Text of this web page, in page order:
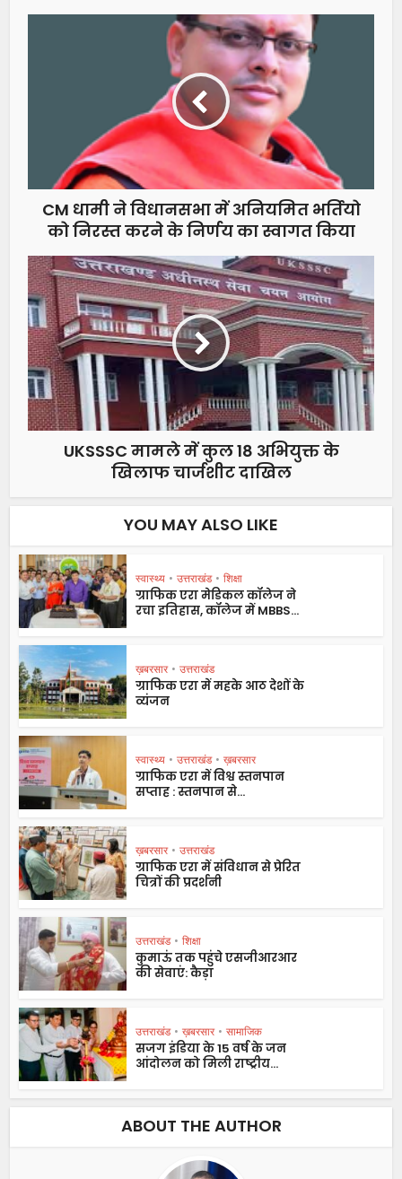
CM धामी ने विधानसभा में अनियमित भर्तियो
को निरस्त करने के निर्णय का स्वागत किया
UKSSSC मामले में कुल 18 अभियुक्त के
खिलाफ चार्जशीट दाखिल
YOU MAY ALSO LIKE
स्वास्थ्य • उत्तराखंड • शिक्षा
ग्राफिक एरा मेडिकल कॉलेज ने
रचा इतिहास, कॉलेज में MBBS...
ख़बरसार • उत्तराखंड
ग्राफिक एरा में महके आठ देशों के
व्यंजन
स्वास्थ्य • उत्तराखंड • ख़बरसार
ग्राफिक एरा में विश्व स्तनपान
सप्ताह : स्तनपान से...
ख़बरसार • उत्तराखंड
ग्राफिक एरा में संविधान से प्रेरित
चित्रों की प्रदर्शनी
उत्तराखंड • शिक्षा
कुमाऊं तक पहुंचे एसजीआरआर
की सेवाएं: कैड़ा
उत्तराखंड • ख़बरसार • सामाजिक
सजग इंडिया के 15 वर्ष के जन
आंदोलन को मिली राष्ट्रीय...
ABOUT THE AUTHOR